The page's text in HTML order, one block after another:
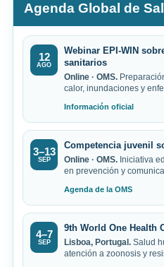
Agenda Global de
12
AGO
Webinar EPI-WIN
sanitarios
Online · OMS.
calor, inundaciones y
Información oficial
3–13
SEP
Competencia juvenil
Online · OMS. Iniciativa
en prevención y
Agenda de la OMS
4–7
SEP
9th World One Health
Lisboa, Portugal. Salud
atención a zoonosis y